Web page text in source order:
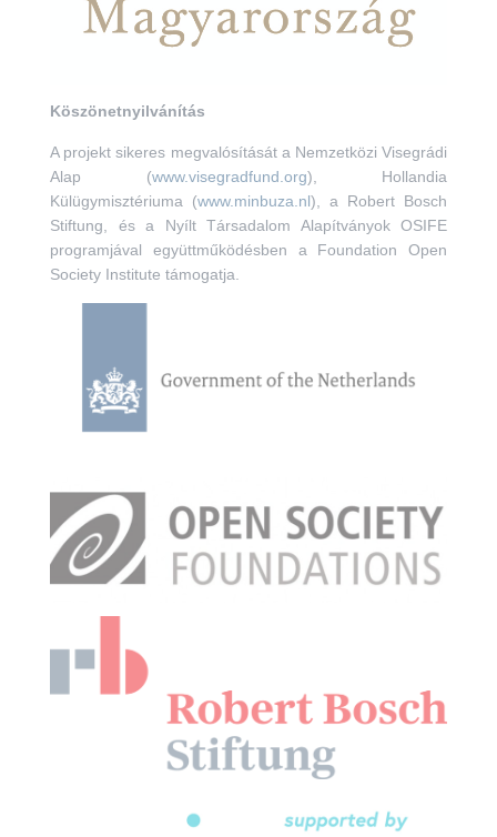
Köszönetnyilvánítás
A projekt sikeres megvalósítását a Nemzetközi Visegrádi
Alap (www.visegradfund.org), Hollandia
Külügymisztériuma (www.minbuza.nl), a Robert Bosch
Stiftung, és a Nyílt Társadalom Alapítványok OSIFE
programjával együttműködésben a Foundation Open
Society Institute támogatja.